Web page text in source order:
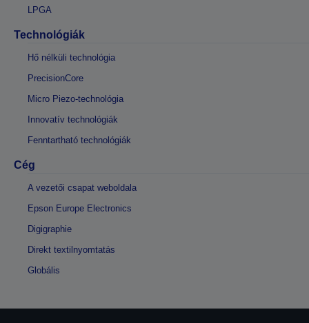
LPGA
Technológiák
Hő nélküli technológia
PrecisionCore
Micro Piezo-technológia
Innovatív technológiák
Fenntartható technológiák
Cég
A vezetői csapat weboldala
Epson Europe Electronics
Digigraphie
Direkt textilnyomtatás
Globális